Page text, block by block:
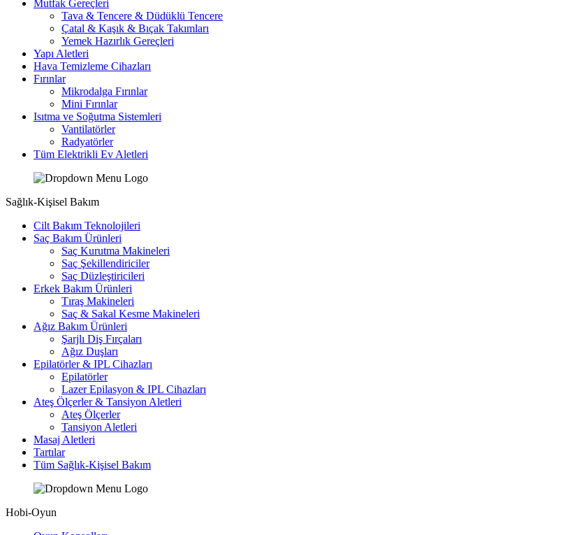
Mutfak Gereçleri
Tava & Tencere & Düdüklü Tencere
Çatal & Kaşık & Bıçak Takımları
Yemek Hazırlık Gereçleri
Yapı Aletleri
Hava Temizleme Cihazları
Fırınlar
Mikrodalga Fırınlar
Mini Fırınlar
Isıtma ve Soğutma Sistemleri
Vantilatörler
Radyatörler
Tüm Elektrikli Ev Aletleri
Sağlık-Kişisel Bakım
Cilt Bakım Teknolojileri
Saç Bakım Ürünleri
Saç Kurutma Makineleri
Saç Şekillendiriciler
Saç Düzleştiricileri
Erkek Bakım Ürünleri
Tıraş Makineleri
Saç & Sakal Kesme Makineleri
Ağız Bakım Ürünleri
Şarjlı Diş Fırçaları
Ağız Duşları
Epilatörler & IPL Cihazları
Epilatörler
Lazer Epilasyon & IPL Cihazları
Ateş Ölçerler & Tansiyon Aletleri
Ateş Ölçerler
Tansiyon Aletleri
Masaj Aletleri
Tartılar
Tüm Sağlık-Kişisel Bakım
Hobi-Oyun